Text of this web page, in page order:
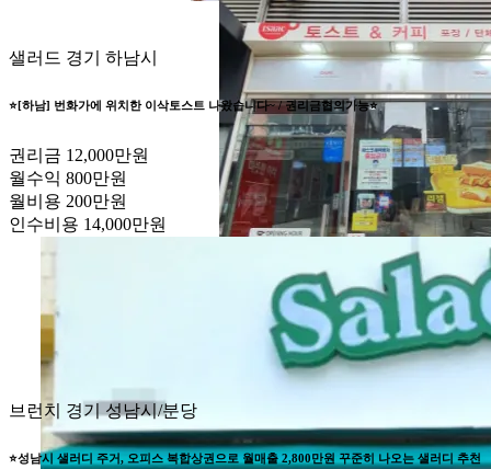
샐러드 경기 하남시
⭐️[하남] 번화가에 위치한 이삭토스트 나왔습니다~ / 권리금협의가능⭐️
권리금 12,000만원
월수익 800만원
월비용 200만원
인수비용 14,000만원
브런치 경기 성남시/분당
⭐성남시 샐러디 주거, 오피스 복합상권으로 월매출 2,800만원 꾸준히 나오는 샐러디 추천